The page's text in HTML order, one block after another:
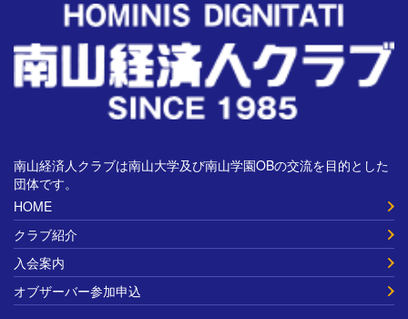
南山経済人クラブは南山大学及び南山学園OBの交流を目的とした
団体です。
HOME
クラブ紹介
入会案内
オブザーバー参加申込